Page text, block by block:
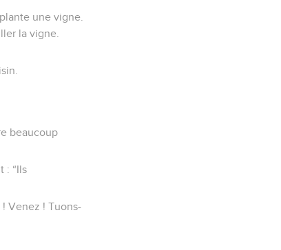
une vigne.
la vigne.
beaucoup
: “Ils
Venez ! Tuons-